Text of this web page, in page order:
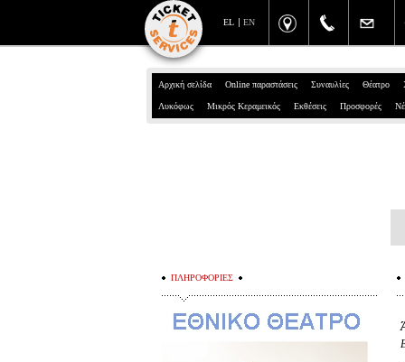
EN
EL
Αρχική σελίδα Online παραστάσεις Συναυλίες Θέατρο
Λυκόφως Μικρός Κεραμεικός Εκθέσεις Προσφορές
ΠΛΗΡΟΦΟΡΙΕΣ